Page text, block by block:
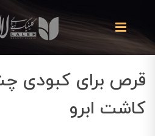
قرص برای کبودی
کاشت ابرو